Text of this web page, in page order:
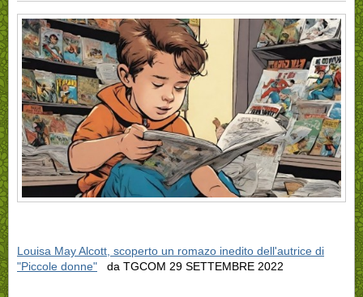
Louisa May Alcott, scoperto un romazo inedito dell'autrice di
"Piccole donne" da TGCOM 29 SETTEMBRE 2022